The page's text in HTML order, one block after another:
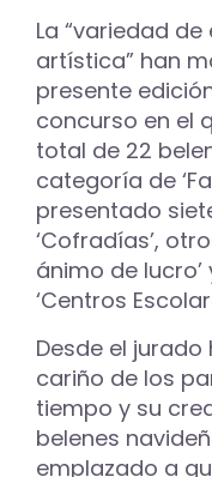
La “variedad
artística” han
presente
concurso en el
total de 22
categoría de
presentado
‘Cofradías’,
ánimo de
‘Centros
Desde el
cariño de los
tiempo y su
belenes
emplazado a